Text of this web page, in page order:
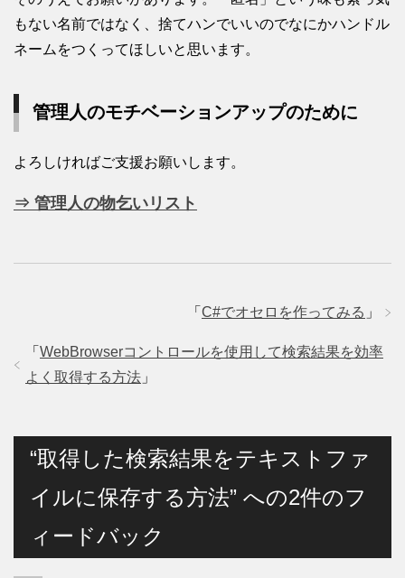
もない名前ではなく、捨てハンでいいのでなにかハンドル
ネームをつくってほしいと思います。
管理人のモチベーションアップのために
よろしければご支援お願いします。
⇒ 管理人の物乞いリスト
「 C#でオセロを作ってみる 」
「 WebBrowserコントロールを使用して検索結果を効率
よく取得する方法 」
“取得した検索結果をテキストファ
イルに保存する方法” への2件のフ
ィードバック